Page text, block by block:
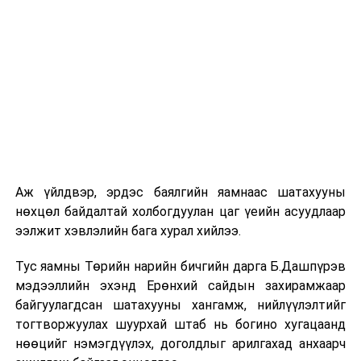
практик ур чадварыг сургалтын хөтөлбөрт тусгажээ.
Сургалтыг танилцуулах лекц, асуулт-хариулт,
маршрут болон тээвэрлэлтийн урсгалын зураглалтай
танилцах, онцгой нөхцөлд ажиллах дадлага зэрэг
онол, практик хосолсон хэлбэрээр зохион байгуулж
байна.
Аж үйлдвэр, эрдэс баялгийн яамнаас шатахууны
нөхцөл байдалтай холбогдуулан цаг үеийн асуудлаар
ээлжит хэвлэлийн бага хурал хийлээ.
Тус яамны Төрийн нарийн бичгийн дарга Б.Дашпүрэв
мэдээллийн эхэнд Ерөнхий сайдын захирамжаар
байгуулагдсан шатахууны хангамж, нийлүүлэлтийг
тогтворжуулах шуурхай штаб нь богино хугацаанд
нөөцийг нэмэгдүүлэх, доголдлыг арилгахад анхаарч